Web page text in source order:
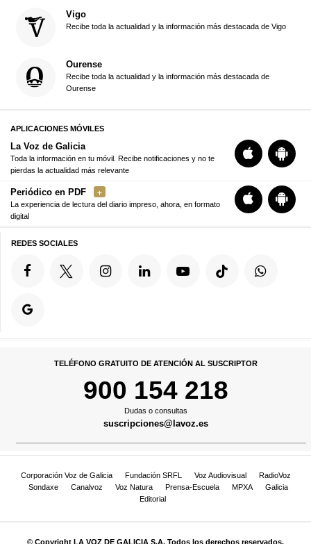
Vigo
Recibe toda la actualidad y la información más destacada de Vigo
Ourense
Recibe toda la actualidad y la información más destacada de
Ourense
APLICACIONES MÓVILES
La Voz de Galicia
Toda la información en tu móvil. Recibe notificaciones y no te
pierdas la actualidad más relevante
Periódico en PDF
La experiencia de lectura del diario impreso, ahora, en formato
digital
REDES SOCIALES
TELÉFONO GRATUITO DE ATENCIÓN AL SUSCRIPTOR
900 154 218
Dudas o consultas
suscripciones@lavoz.es
Corporación Voz de Galicia Fundación SRFL Voz Audiovisual
RadioVoz
Sondaxe
Canalvoz Voz Natura Prensa-Escuela MPXA
Galicia
Editorial
© Copyright LA VOZ DE GALICIA S.A. Todos los derechos reservados.